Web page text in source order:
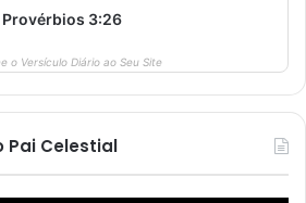
Provérbios 3:26
o Versículo Diário ao Seu Site
Pai Celestial